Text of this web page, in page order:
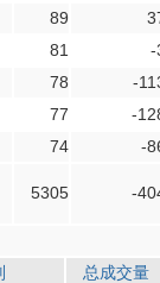
89
81
-
78
-
77
-
74
-
5305 -
总成交量